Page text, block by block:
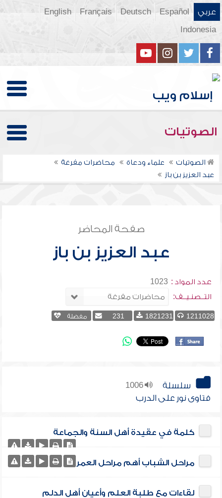
عربي Español
Deutsch
Français
English
Indonesia
الصوتيات
الصوتيات علماء ودعاة
محاضرات مفرغة
عبد العزيز بن باز
صفحة المحاضر
عبد العزيز بن باز
عدد المواد : 1023
التــصنـيــف:
1211028
1821231
231 مفضلة
1006
سلسلة
فتاوى نور على الدرب
كلمة في عقيدة أهل السنة والجماعة
مراحل الشباب أهم مراحل العمر
لقاءات مع طلبة العلم وأعيان أهل الدلم